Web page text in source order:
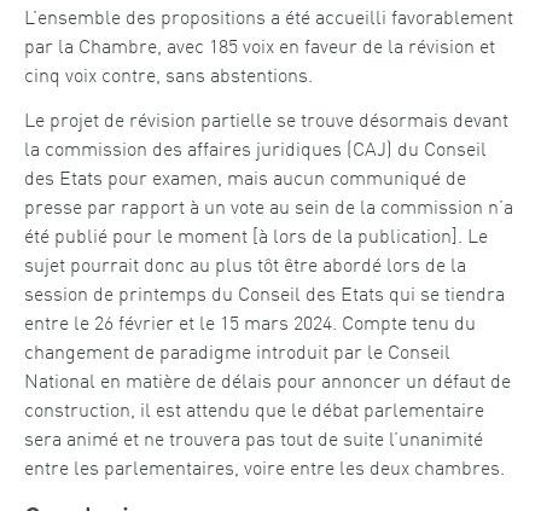
L’ensemble des propositions a été accueilli favorablement
par la Chambre, avec 185 voix en faveur de la révision et
cinq voix contre, sans abstentions.
Le projet de révision partielle se trouve désormais devant
la commission des affaires juridiques (CAJ) du Conseil
des Etats pour examen, mais aucun communiqué de
presse par rapport à un vote au sein de la commission n’a
été publié pour le moment [à lors de la publication]. Le
sujet pourrait donc au plus tôt être abordé lors de la
session de printemps du Conseil des Etats qui se tiendra
entre le 26 février et le 15 mars 2024. Compte tenu du
changement de paradigme introduit par le Conseil
National en matière de délais pour annoncer un défaut de
construction, il est attendu que le débat parlementaire
sera animé et ne trouvera pas tout de suite l’unanimité
entre les parlementaires, voire entre les deux chambres.